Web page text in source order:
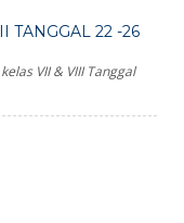
TANGGAL 22 -26
VII & VIII Tanggal